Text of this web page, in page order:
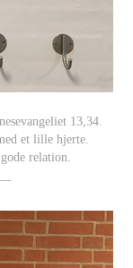
13,34.
et lille hjerte.
relation.